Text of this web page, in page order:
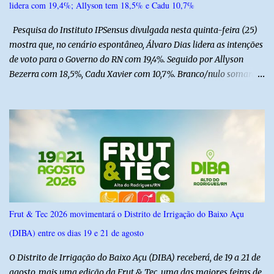
lidera com 19,4%; Allyson tem 18,5% e Cadu 10,7%
Pesquisa do Instituto IPSensus divulgada nesta quinta-feira (25)
mostra que, no cenário espontâneo, Álvaro Dias lidera as intenções
de voto para o Governo do RN com 19,4%. Seguido por Allyson
Bezerra com 18,5%, Cadu Xavier com 10,7%. Branco/nulo somaram
do Norte entre os dias 18 e 22 de junho de 2026. O levantamento
possui margem de erro de 2,5 pontos percentuais e nível de
confiança de 95%. Registro no TSE: RN-09520/2026
Frut & Tec 2026 movimentará o Distrito de Irrigação do Baixo Açu
(DIBA) entre os dias 19 e 21 de agosto
O Distrito de Irrigação do Baixo Açu (DIBA) receberá, de 19 a 21 de